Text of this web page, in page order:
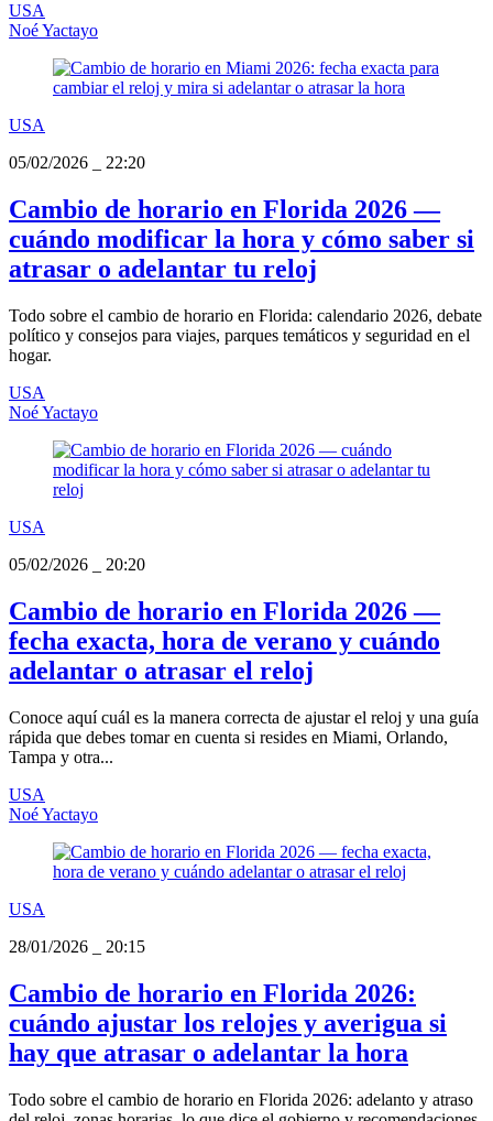
USA
Noé Yactayo
USA
05/02/2026
22:20
Cambio de horario en Florida 2026 —
cuándo modificar la hora y cómo saber si
atrasar o adelantar tu reloj
Todo sobre el cambio de horario en Florida: calendario 2026, debate
político y consejos para viajes, parques temáticos y seguridad en el
hogar.
USA
Noé Yactayo
USA
05/02/2026
20:20
Cambio de horario en Florida 2026 —
fecha exacta, hora de verano y cuándo
adelantar o atrasar el reloj
Conoce aquí cuál es la manera correcta de ajustar el reloj y una guía
rápida que debes tomar en cuenta si resides en Miami, Orlando,
Tampa y otra...
USA
Noé Yactayo
USA
28/01/2026
20:15
Cambio de horario en Florida 2026:
cuándo ajustar los relojes y averigua si
hay que atrasar o adelantar la hora
Todo sobre el cambio de horario en Florida 2026: adelanto y atraso